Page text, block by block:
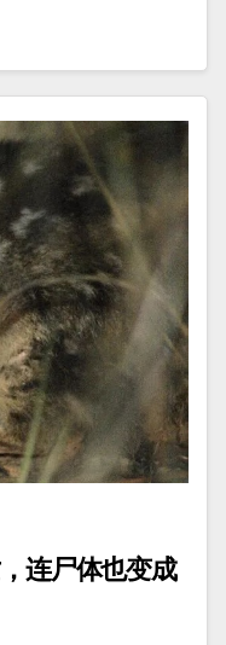
连尸体也变成